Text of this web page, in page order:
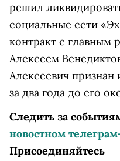
решил
социальные сети
контракт с главным
Алексеем
Алексеевич
за два года до его
Следить за
новостном
Присоединяйтесь